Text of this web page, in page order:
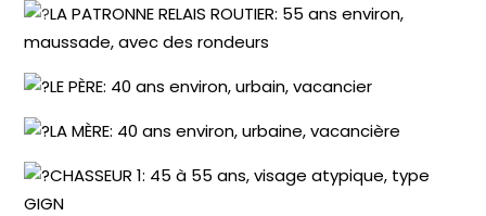
LA PATRONNE RELAIS ROUTIER: 55 ans environ,
maussade, avec des rondeurs
LE PÈRE: 40 ans environ, urbain, vacancier
LA MÈRE: 40 ans environ, urbaine, vacancière
CHASSEUR 1: 45 à 55 ans, visage atypique, type
GIGN